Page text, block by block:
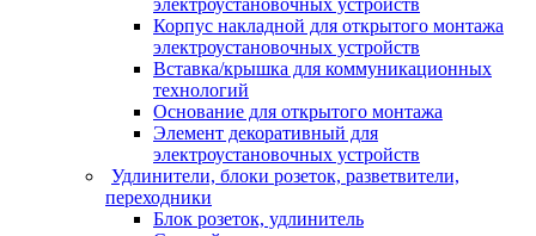
электроустановочных устройств
Корпус накладной для открытого монтажа
электроустановочных устройств
Вставка/крышка для коммуникационных
технологий
Основание для открытого монтажа
Элемент декоративный для
электроустановочных устройств
Удлинители, блоки розеток, разветвители,
переходники
Блок розеток, удлинитель